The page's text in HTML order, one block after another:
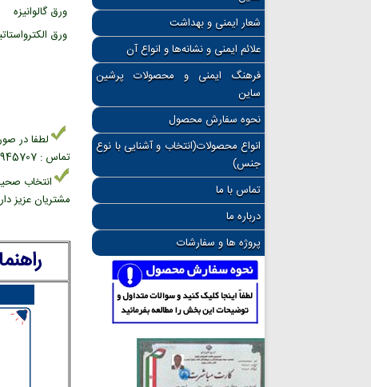
شعار ایمنی و بهداشت
علائم ایمنی و نشانه‌ها و انواع آن
فرهنگ ایمنی و محصولات پرشین
ساین
نحوه سفارش محصول
انواع محصولات(انتخاب و آشنایی با نوع
جنس)
تماس با ما
درباره ما
پروژه ها و سفارشات
ورق گالوانیزه
ورق
لطفا در
تماس : 02166945707 بخش فروش علائم ایمنی
انتخاب
مشتریان عزیز